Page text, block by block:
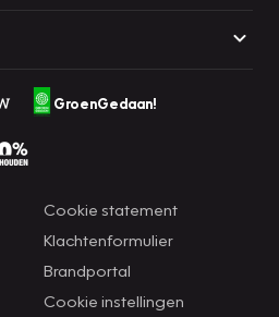
GroenGedaan!
Cookie statement
Klachtenformulier
Brandportal
Cookie instellingen